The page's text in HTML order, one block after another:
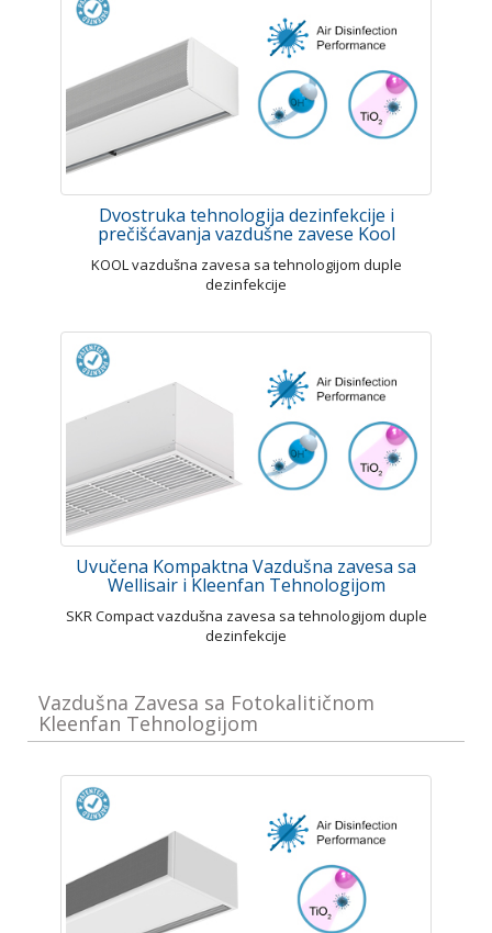
Dvostruka tehnologija dezinfekcije i
prečišćavanja vazdušne zavese Kool
KOOL vazdušna zavesa sa tehnologijom duple
dezinfekcije
Uvučena Kompaktna Vazdušna zavesa sa
Wellisair i Kleenfan Tehnologijom
SKR Compact vazdušna zavesa sa tehnologijom duple
dezinfekcije
Vazdušna Zavesa sa Fotokalitičnom
Kleenfan Tehnologijom